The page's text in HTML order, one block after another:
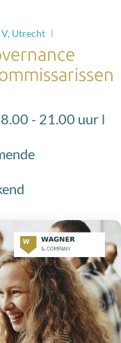
Utrecht
- 21.00 uur l